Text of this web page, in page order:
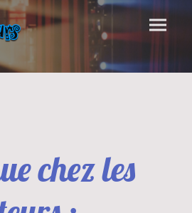
chez les